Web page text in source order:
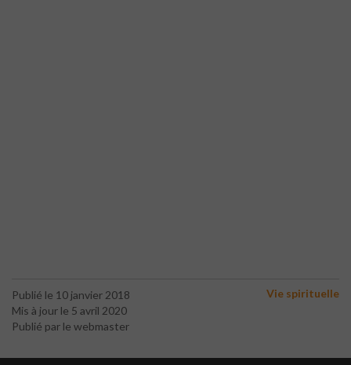
Publié le 10 janvier 2018
Mis à jour le 5 avril 2020
Publié par le webmaster
Vie spirituelle